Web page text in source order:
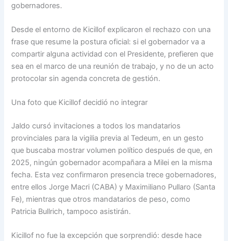
gobernadores.
Desde el entorno de Kicillof explicaron el rechazo con una
frase que resume la postura oficial: si el gobernador va a
compartir alguna actividad con el Presidente, prefieren que
sea en el marco de una reunión de trabajo, y no de un acto
protocolar sin agenda concreta de gestión.
Una foto que Kicillof decidió no integrar
Jaldo cursó invitaciones a todos los mandatarios
provinciales para la vigilia previa al Tedeum, en un gesto
que buscaba mostrar volumen político después de que, en
2025, ningún gobernador acompañara a Milei en la misma
fecha. Esta vez confirmaron presencia trece gobernadores,
entre ellos Jorge Macri (CABA) y Maximiliano Pullaro (Santa
Fe), mientras que otros mandatarios de peso, como
Patricia Bullrich, tampoco asistirán.
Kicillof no fue la excepción que sorprendió: desde hace